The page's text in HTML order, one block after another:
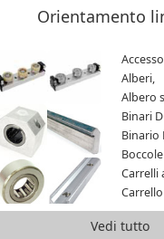
Orientamento
Alberi,
Albero
Binari
Binario
Carrelli
Guida
Guida
Vedi tutto